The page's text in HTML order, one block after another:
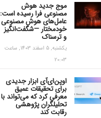
موج جدید هوش
مصنوعی فرا رسیده است:
عامل‌های هوش مصنوعی
خودمختار —شگفت‌انگیز
و ترسناک
یکشنبه, 5 اسفند 1403, ساعت
20:03
اوپن‌ای‌آی ابزار جدیدی
برای تحقیقات عمیق
معرفی کرد که می‌تواند با
تحلیلگران پژوهشی
رقابت کند